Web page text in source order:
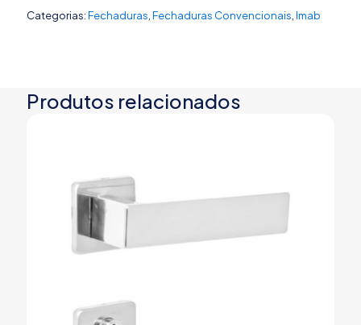
Categorias:Fechaduras Fechaduras Convencionais Imab
Produtos relacionados